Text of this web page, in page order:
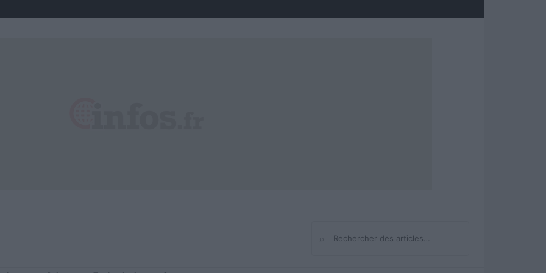
Rechercher